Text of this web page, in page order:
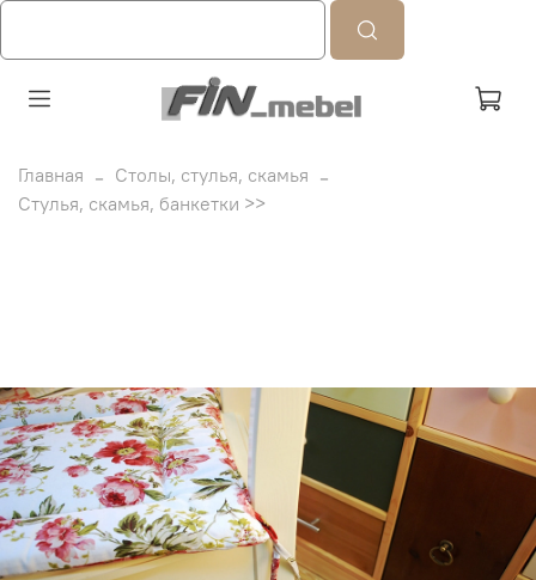
Главная
Столы, стулья, скамья
Стулья, скамья, банкетки >>